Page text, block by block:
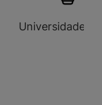
Universidades